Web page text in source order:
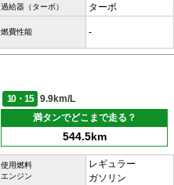
過給器（ターボ） ターボ
燃費性能 -
10・15
9.9km/L
満タンでどこまで走る？
544.5km
使用燃料
エンジン
レギュラー
ガソリン